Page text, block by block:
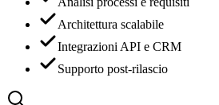
Architettura scalabile
Integrazioni API e CRM
Supporto post-rilascio